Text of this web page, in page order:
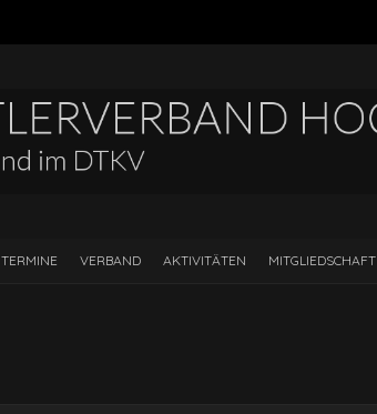
TERMINE VERBAND AKTIVITÄTEN MITGLIEDSCHAFT